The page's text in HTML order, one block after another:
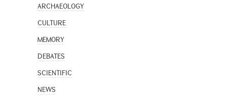
ARCHAEOLOGY
CULTURE
MEMORY
DEBATES
SCIENTIFIC
NEWS